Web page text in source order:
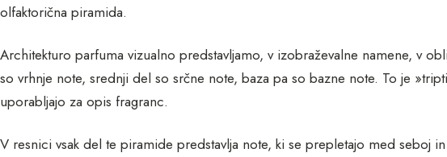
olfaktorična piramida.
Architekturo parfuma vizualno predstavljamo, v izobraževalne namene, v
so vrhnje note, srednji del so srčne note, baza pa so bazne note. To je
uporabljajo za opis fragranc.
V resnici vsak del te piramide predstavlja note, ki se prepletajo med seboj